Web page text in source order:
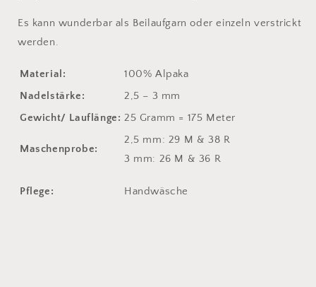
Es kann wunderbar als Beilaufgarn oder einzeln verstrickt
werden.
Material:
100% Alpaka
Nadelstärke:
2,5 – 3 mm
Gewicht/ Lauflänge: 25 Gramm = 175 Meter
Maschenprobe:
2,5 mm: 29 M & 38 R
3 mm: 26 M & 36 R
Pflege: Handwäsche